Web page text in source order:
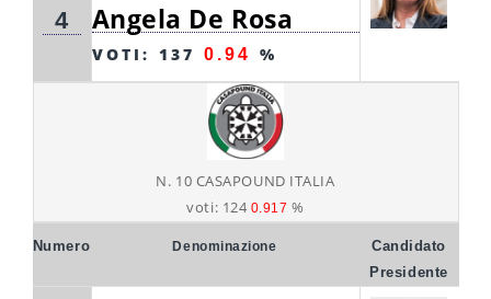
4 Angela De Rosa
VOTI: 137 0.94 %
N. 10 CASAPOUND ITALIA
voti: 124 0.917%
Numero Denominazione
Candidato
Presidente